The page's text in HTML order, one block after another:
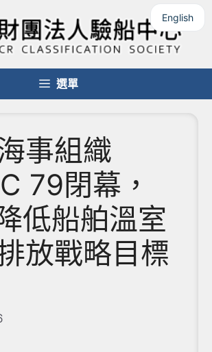
English
選單
事組織
79閉幕，
低船舶溫室
放戰略目標